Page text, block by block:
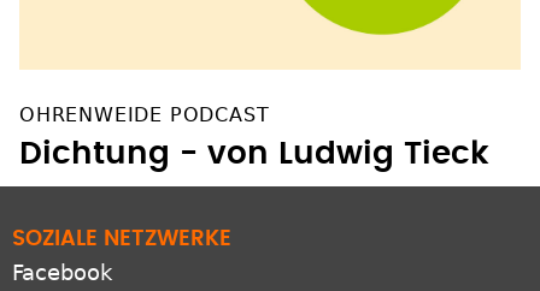
OHRENWEIDE PODCAST
Dichtung - von Ludwig Tieck
SOZIALE NETZWERKE
Facebook